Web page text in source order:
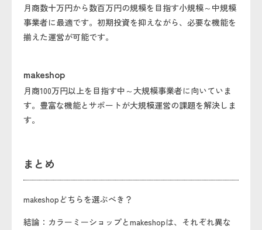
月商数十万円から数百万円の規模を目指す小規模～中規模
事業者に最適です。初期投資を抑えながら、必要な機能を
揃えた運営が可能です。
makeshop
月商100万円以上を目指す中～大規模事業者に向いていま
す。豊富な機能とサポートが大規模運営の課題を解決しま
す。
まとめ
makeshopどちらを選ぶべき？
結論：カラーミーショップとmakeshopは、それぞれ異な